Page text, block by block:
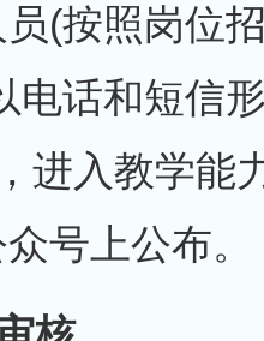
(按照岗位
电话和短信
进入教学能
号上公布。